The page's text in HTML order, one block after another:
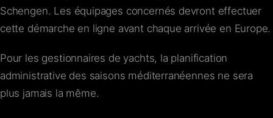
Schengen. Les équipages concernés devront effectuer
cette démarche en ligne avant chaque arrivée en Europe.
Pour les gestionnaires de yachts, la planification
administrative des saisons méditerranéennes ne sera
plus jamais la même.